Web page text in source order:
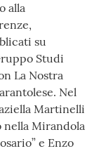
alla
su
Studi
La Nostra
Nel
Martinelli
nella Mirandola
e Enzo